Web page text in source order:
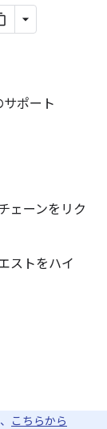
ポート
ェーンをリク
ストをハイ
こちらから